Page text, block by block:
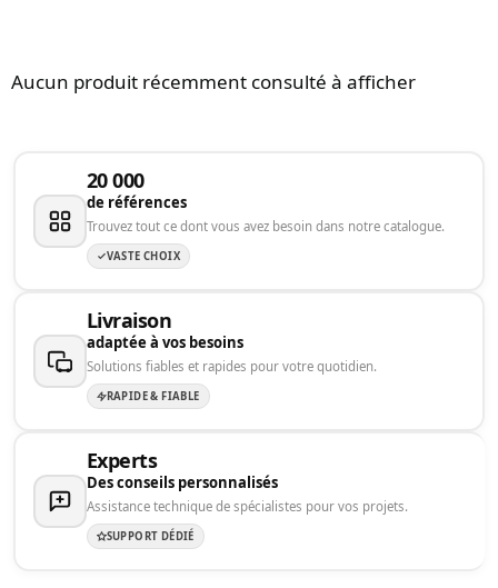
Aucun produit récemment consulté à afficher
20 000
de références
Trouvez tout ce dont vous avez besoin dans notre catalogue.
VASTE CHOIX
Livraison
adaptée à vos besoins
Solutions fiables et rapides pour votre quotidien.
RAPIDE & FIABLE
Experts
Des conseils personnalisés
Assistance technique de spécialistes pour vos projets.
SUPPORT DÉDIÉ